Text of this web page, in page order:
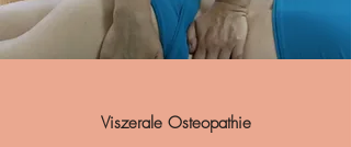
Viszerale Osteopathie